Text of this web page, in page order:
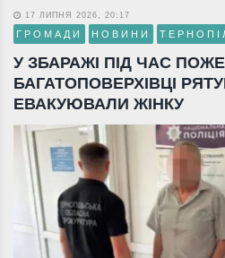
17 ЛИПНЯ 2026, 20:17
ГРОМАДИ НОВИНИ
У ЗБАРАЖІ ПІД ЧАС
БАГАТОПОВЕРХІВЦІ
ЕВАКУЮВАЛИ ЖІНКУ